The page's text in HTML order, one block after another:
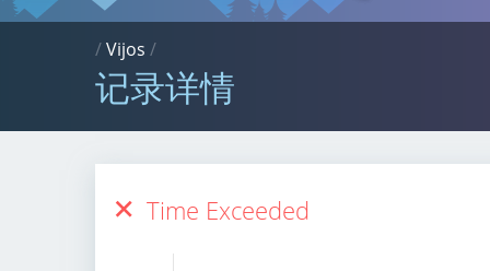
/Vijos /
记录详情
Time Exceeded